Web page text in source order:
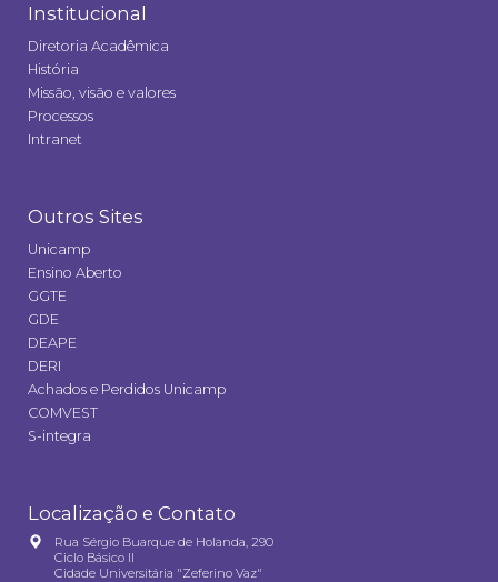
Institucional
Diretoria Acadêmica
História
Missão, visão e valores
Processos
Intranet
Outros Sites
Unicamp
Ensino Aberto
GGTE
GDE
DEAPE
DERI
Achados e Perdidos Unicamp
COMVEST
S-integra
Localização e Contato
Rua Sérgio Buarque de Holanda, 290
Ciclo Básico II
Cidade Universitária "Zeferino Vaz"